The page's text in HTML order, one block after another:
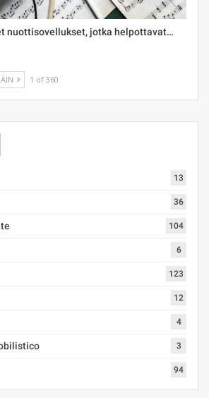
nuottisovellukset, jotka helpottavat…
1 of 360
13
36
104
6
123
12
4
3
94